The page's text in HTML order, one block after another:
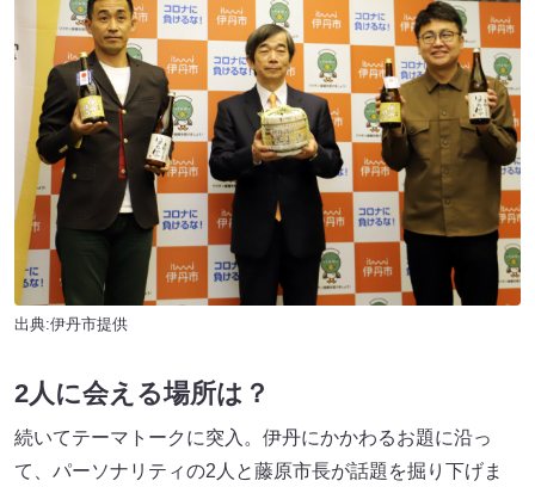
出典:伊丹市提供
2人に会える場所は？
続いてテーマトークに突入。伊丹にかかわるお題に沿っ
て、パーソナリティの2人と藤原市長が話題を掘り下げま